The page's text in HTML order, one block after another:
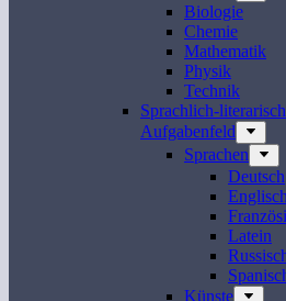
Biologie
Chemie
Mathematik
Physik
Technik
Sprachlich-
Aufgabenfeld
Sprachen
Deutsch
Englisch
Latein
Künste